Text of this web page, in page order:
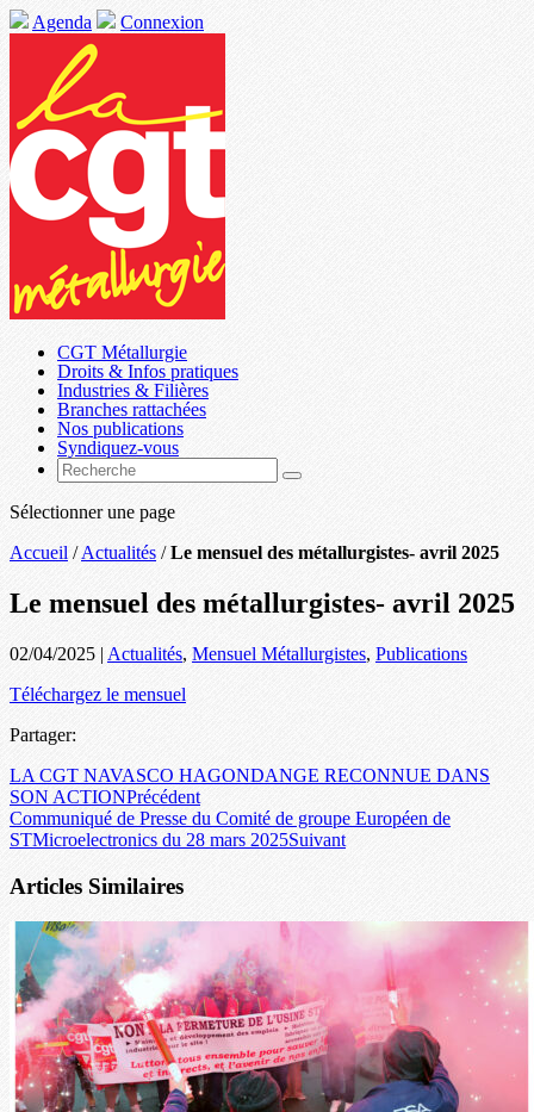
Agenda Connexion
CGT Métallurgie
Droits & Infos pratiques
Industries & Filières
Branches rattachées
Nos publications
Syndiquez-vous
Sélectionner une page
Accueil /Actualités /Le mensuel des métallurgistes- avril 2025
Le mensuel des métallurgistes- avril 2025
02/04/2025 | Actualités, Mensuel Métallurgistes, Publications
Téléchargez le mensuel
Partager:
LA CGT NAVASCO HAGONDANGE RECONNUE DANS
SON ACTIONPrécédent
Communiqué de Presse du Comité de groupe Européen de
STMicroelectronics du 28 mars 2025Suivant
Articles Similaires